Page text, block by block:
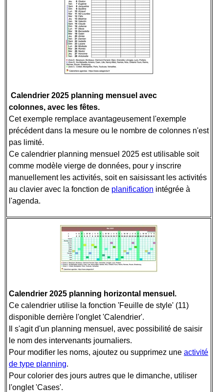
Calendrier 2025 planning mensuel avec
colonnes, avec les fêtes.
Cet exemple remplace avantageusement l'exemple
précédent dans la mesure ou le nombre de colonnes n'est
pas limité.
Ce calendrier planning mensuel 2025 est utilisable soit
comme modèle vierge de données, pour y inscrire
manuellement les activités, soit en saisissant les activités
au clavier avec la fonction de planification intégrée à
l'agenda.
Calendrier 2025 planning horizontal mensuel.
Ce calendrier utilise la fonction 'Feuille de style' (11)
disponible derrière l'onglet 'Calendrier'.
Il s'agit d'un planning mensuel, avec possibilité de saisir
le nom des intervenants journaliers.
Pour modifier les noms, ajoutez ou supprimez une activité
de type planning.
Pour colorier des jours autres que le dimanche, utiliser
l'onglet 'Cases'.